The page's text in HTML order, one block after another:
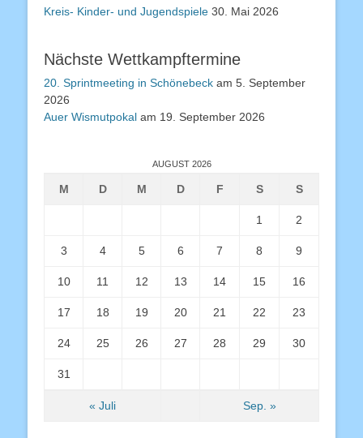
Kreis- Kinder- und Jugendspiele 30. Mai 2026
Nächste Wettkampftermine
20. Sprintmeeting in Schönebeck am 5. September
2026
Auer Wismutpokal am 19. September 2026
AUGUST 2026
M D M D F S S
1 2
3 4 5 6 7 8 9
10 11 12 13 14 15 16
17 18 19 20 21 22 23
24 25 26 27 28 29 30
31
« Juli Sep. »